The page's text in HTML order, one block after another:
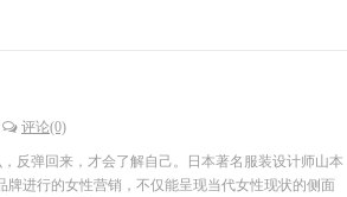
评论(0)
反弹回来，才会了解自己。日本著名服装设计师山本
进行的女性营销，不仅能呈现当代女性现状的侧面